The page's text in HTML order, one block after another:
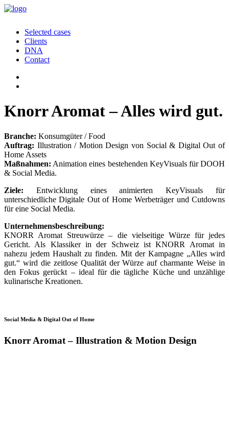
Selected cases
Clients
DNA
Contact
Knorr Aromat – Alles wird gut.
Branche: Konsumgüter / Food
Auftrag: Illustration / Motion Design von Social & Digital Out of
Home Assets
Maßnahmen: Animation eines bestehenden KeyVisuals für DOOH
& Social Media.
Ziele: Entwicklung eines animierten KeyVisuals für
unterschiedliche Digitale Out of Home Werbeträger und Cutdowns
für eine Social Media.
Unternehmensbeschreibung:
KNORR Aromat Streuwürze – die vielseitige Würze für jedes
Gericht. Als Klassiker in der Schweiz ist KNORR Aromat in
nahezu jedem Haushalt zu finden. Mit der Kampagne „Alles wird
gut.“ wird die zeitlose Qualität der Würze auf charmante Weise in
den Fokus gerückt – ideal für die tägliche Küche und unzählige
kulinarische Kreationen.
Social Media & Digital Out of Home
Knorr Aromat – Illustration & Motion Design